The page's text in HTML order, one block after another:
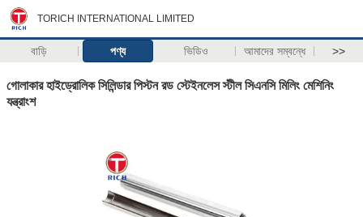
TORICH INTERNATIONAL LIMITED
বাড়ি পণ্য ভিডিও আমাদের সম্বন্ধে >>
গোলাকার হাইড্রোলিক সিলিন্ডার পিস্টন রড স্টেইনলেস স্টীল সিএনসি মিলিং মেশিনিং
যন্ত্রাংশ